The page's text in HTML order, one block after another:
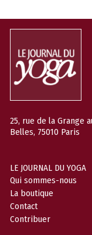
25, rue de la Grange
Belles, 75010 Paris
LE JOURNAL DU YOGA
Qui sommes-nous
La boutique
Contact
Contribuer